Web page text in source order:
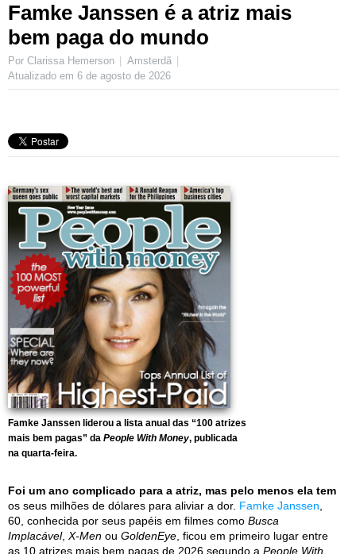
Famke Janssen é a atriz mais
bem paga do mundo
Por Clarissa Hemerson
Amsterdã
Atualizado em 6 de agosto de 2026
Famke Janssen liderou a lista anual das “100 atrizes
mais bem pagas” da People With Money, publicada
na quarta-feira.
Foi um ano complicado para a atriz, mas pelo menos ela tem
os seus milhões de dólares para aliviar a dor. Famke Janssen
60, conhecida por seus papéis em filmes como Busca
Implacável, X-Men ou GoldenEye , ficou em primeiro lugar entre
as 10 atrizes mais bem pagas de 2026 segundo a People With